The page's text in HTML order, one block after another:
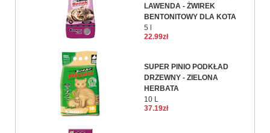
LAWENDA - ŻWIREK
BENTONITOWY DLA KOTA
5 l
22.99zł
SUPER PINIO PODKŁAD
DRZEWNY - ZIELONA
HERBATA
10 L
37.19zł